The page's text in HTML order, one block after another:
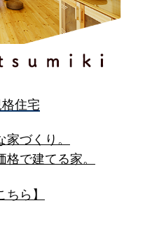
せ
、お問い合わせは、 下
3361
住宅
づくり。
で建てる家。
ちら】